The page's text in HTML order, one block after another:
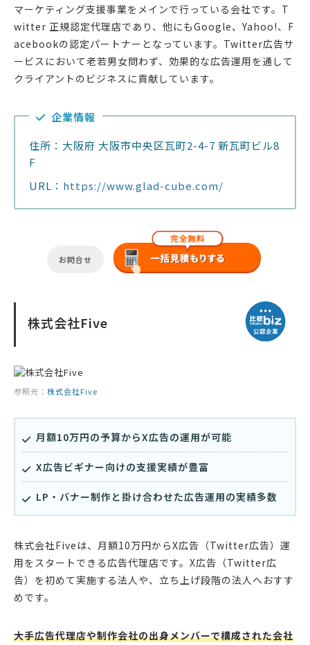
マーケティング支援事業をメインで行っている会社です。T
witter 正規認定代理店であり、他にもGoogle、Yahoo!、F
acebookの認定パートナーとなっています。Twitter広告サ
ービスにおいて老若男女問わず、効果的な広告運用を通して
クライアントのビジネスに貢献しています。
企業情報
住所：大阪府 大阪市中央区瓦町2-4-7 新瓦町ビル8
F
URL： https://www.glad-cube.com/
お問合せ
株式会社Five
参照元： 株式会社Five
月額10万円の予算からX広告の運用が可能
X広告ビギナー向けの支援実績が豊富
LP・バナー制作と掛け合わせた広告運用の実績多数
株式会社Fiveは、月額10万円からX広告（Twitter広告）運
用をスタートできる広告代理店です。X広告（Twitter広
告）を初めて実施する法人や、立ち上げ段階の法人へおすす
めです。
大手広告代理店や制作会社の出身メンバーで構成された会社